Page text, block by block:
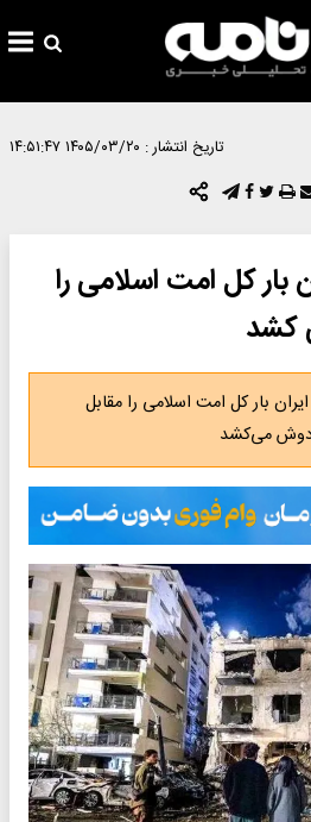
تاریخ انتشار : ۱۴۰۵/۰۳/۲۰ ۱۴:۵۱:۴۷
بار کل امت اسلامی را
کشد
بار کل امت اسلامی را مقابل
دوش می‌کشد